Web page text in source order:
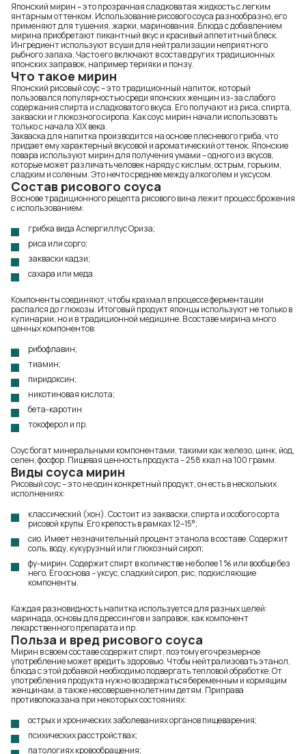
Японский мирин – это прозрачная сладковатая жидкость с легким
янтарным оттенком. Использование рисового соуса разнообразно, его
применяют для тушения, жарки, маринования. Блюда с добавлением
мирина приобретают пикантный вкус и красивый аппетитный блеск.
Ингредиент используют в суши для нейтрализации неприятного
рыбного запаха. Часто его включают в состав других традиционных
японских заправок, например терияки и понзу.
Что такое мирин
Японский рисовый соус – это традиционный напиток, который
пользовался популярностью среди японских женщин из-за слабого
содержания спирта и сладковатого вкуса. Его получают из риса, спирта,
закваски и глюкозного сиропа. Как соус мирин начали использовать
только с начала XIX века.
Закваска для напитка производится на основе плесневого гриба, что
придает ему характерный вкусовой и ароматический оттенок. Японские
повара используют мирин для получения умами – одного из вкусов,
которые может различать человек наряду с кислым, острым, горьким,
сладким и соленым. Это нечто среднее между алкоголем и уксусом.
Состав рисового соуса
В основе традиционного рецепта рисового вина лежит процесс брожения
с использованием:
грибка вида Аспергиллус Ориза;
риса или сорго;
закваски кадзи;
сахара или меда.
Компоненты соединяют, чтобы крахмал в процессе ферментации
распался до глюкозы. Итоговый продукт японцы используют не только в
кулинарии, но и в традиционной медицине. В составе мирина много
ценных компонентов:
рибофлавин;
тиамин;
пиридоксин;
никотиновая кислота;
бета-каротин
токоферол и пр.
Соус богат минеральными компонентами, такими как железо, цинк, йод,
селен, фосфор. Пищевая ценность продукта – 258 ккал на 100 грамм.
Виды соуса мирин
Рисовый соус – это не один конкретный продукт, он есть в нескольких
исполнениях:
классический (хон). Состоит из закваски, спирта и особого сорта
рисовой крупы. Его крепость в рамках 12–15°;
сио. Имеет незначительный процент этанола в составе. Содержит
соль, воду, кукурузный или глюкозный сироп;
фу-мирин. Содержит спирт в количестве не более 1 % или вообще без
него. Его основа – уксус, сладкий сироп, рис, подкисляющие
компоненты.
Каждая разновидность напитка используется для разных целей:
маринада, основы для дрессингов и заправок, как компонент
лекарственного препарата и пр.
Польза и вред рисового соуса
Мирин в своем составе содержит спирт, поэтому его чрезмерное
употребление может вредить здоровью. Чтобы нейтрализовать этанол,
блюда с этой добавкой необходимо подвергать тепловой обработке. От
употребления продукта нужно воздержаться беременным и кормящим
женщинам, а также несовершеннолетним детям. Приправа
противопоказана при некоторых состояниях:
острых и хронических заболеваниях органов пищеварения;
психических расстройствах;
патологиях кровообращения;